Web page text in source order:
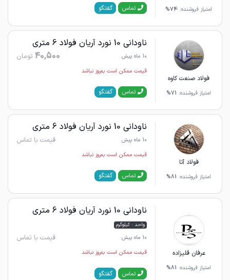
امتیاز فروشنده: 74% تماس گفتگو
فولاد صنعت کاوه
امتیاز فروشنده: 71%
ناودانی 10 نورد آریان فولاد 6 متری
10 ماه پیش 40,500 تومان
قیمت ممکن است به‌روز نباشد
تماس گفتگو
فولاد آتا
امتیاز فروشنده: 81%
ناودانی 10 نورد آریان فولاد 6 متری
10 ماه پیش قیمت با تماس
قیمت ممکن است به‌روز نباشد
تماس گفتگو
عرفان قلیزاده
امتیاز فروشنده: 81%
ناودانی 10 نورد آریان فولاد 6 متری
واحد : کیلوگرم
10 ماه پیش
قیمت با تماس
قیمت ممکن است به‌روز نباشد
تماس گفتگو